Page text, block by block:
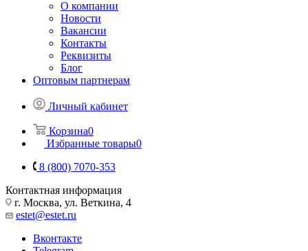
О компании
Новости
Вакансии
Контакты
Реквизиты
Блог
Оптовым партнерам
Личный кабинет
Корзина0
Избранные товары0
8 (800) 7070-353
Контактная информация
г. Москва, ул. Веткина, 4
estet@estet.ru
Вконтакте